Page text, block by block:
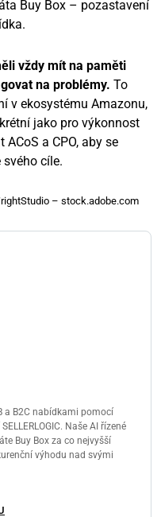
Buy Box – pozastavení
vždy mít na paměti
na problémy. To
v ekosystému Amazonu,
jako pro výkonnost
a CPO, aby se
cíle.
– stock.adobe.com
a B2C nabídkami pomocí
Naše AI řízené
Buy Box za co nejvyšší
výhodu nad svými